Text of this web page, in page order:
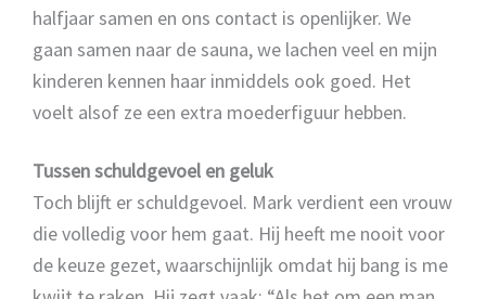
halfjaar samen en ons contact is openlijker. We
gaan samen naar de sauna, we lachen veel en mijn
kinderen kennen haar inmiddels ook goed. Het
voelt alsof ze een extra moederfiguur hebben.
Tussen schuldgevoel en geluk
Toch blijft er schuldgevoel. Mark verdient een vrouw
die volledig voor hem gaat. Hij heeft me nooit voor
de keuze gezet, waarschijnlijk omdat hij bang is me